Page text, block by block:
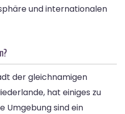
und internationalen
der gleichnamigen
hat einiges zu
Umgebung sind ein